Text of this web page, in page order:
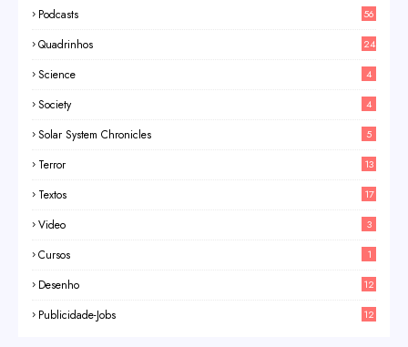
Podcasts 56
Quadrinhos 24
Science 4
Society 4
Solar System Chronicles 5
Terror 13
Textos 17
Video 3
Cursos 1
Desenho 12
Publicidade-Jobs 12